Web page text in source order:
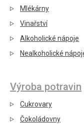
Mlékárny
Vinařství
Alkoholické nápoje
Nealkoholické
Výroba potravin
Cukrovary
Čokoládovny